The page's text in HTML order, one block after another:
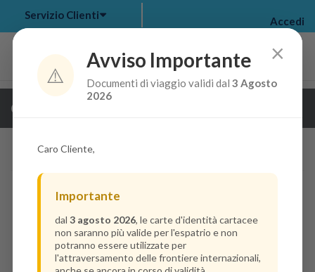
my bookings >
Servizio Clienti Accedi
Guarda i dettagli della crociera
×
⚠️
Avviso Importante
Documenti di viaggio validi dal3 Agosto
2026
Caro Cliente,
Importante
dal 3 agosto 2026, le carte d'identità cartacee
non saranno più valide per l'espatrio e non
potranno essere utilizzate per
l'attraversamento delle frontiere internazionali,